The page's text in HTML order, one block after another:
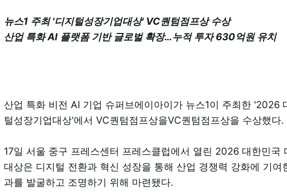
뉴스1 주최 '디지털성장기업대상' VC퀀텀점프상 수상
산업 특화 AI 플랫폼 기반 글로벌 확장…누적 투자 630억원 유치
산업 특화 비전 AI 기업 슈퍼브에이아이가 뉴스1이 주최한 '2026
털성장기업대상'에서 VC퀀텀점프상을VC퀀텀점프상을 수상했다.
17일 서울 중구 프레스센터 프레스클럽에서 열린 2026 대한민국
대상은 디지털 전환과 혁신 성장을 통해 산업 경쟁력 강화에 기여
과를 발굴하고 조명하기 위해 마련됐다.